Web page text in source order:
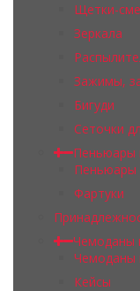
Щетки-
Зеркала
Зажимы,
Бигуди
Сеточки
Пеньюары
Пеньюары
Фартуки
Чемоданы
Чемоданы
Кейсы